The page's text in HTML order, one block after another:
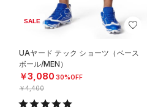
SALE
UAヤード テック ショーツ（ベース
ボール/MEN）
￥3,080 30%OFF
￥4,400